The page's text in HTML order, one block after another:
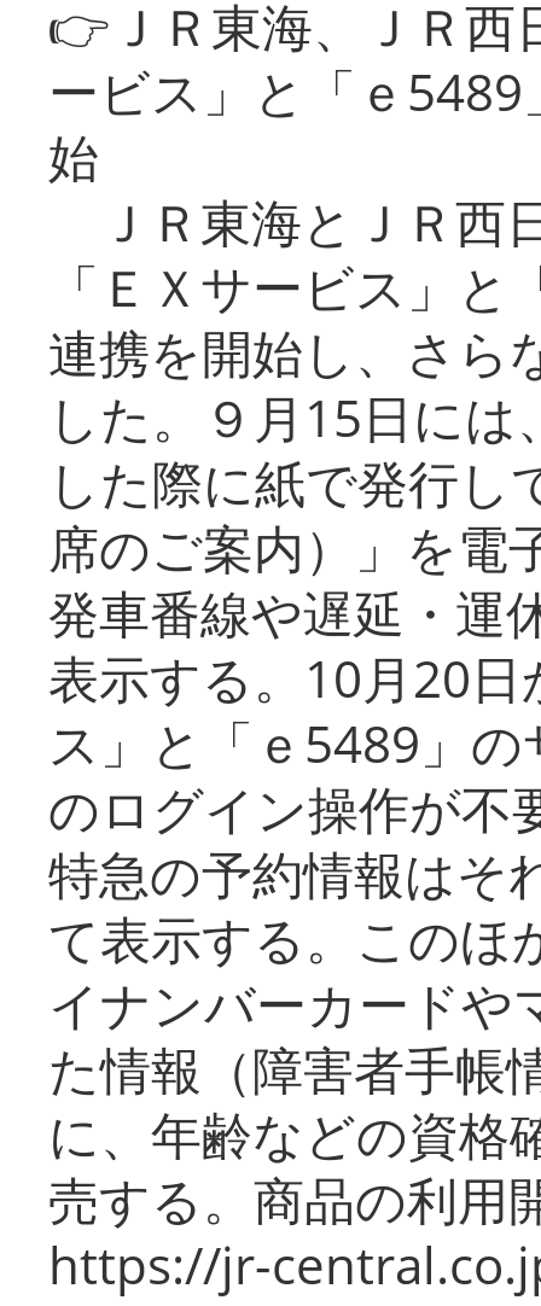
👉ＪＲ東海、ＪＲ
ービス」と「ｅ
始
ＪＲ東海とＪＲ西
「ＥＸサービス」
連携を開始し、さら
した。９月15日に
した際に紙で発行し
席のご案内）」を電
発車番線や遅延・運
表示する。10月20
ス」と「ｅ5489」
のログイン操作が不
特急の予約情報はそ
て表示する。このほ
イナンバーカードや
た情報（障害者手帳
に、年齢などの資格
売する。商品の利用
https://jr-